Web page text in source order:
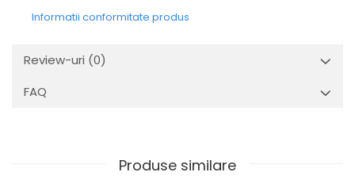
Informatii conformitate produs
Review-uri (0)
FAQ
Produse similare